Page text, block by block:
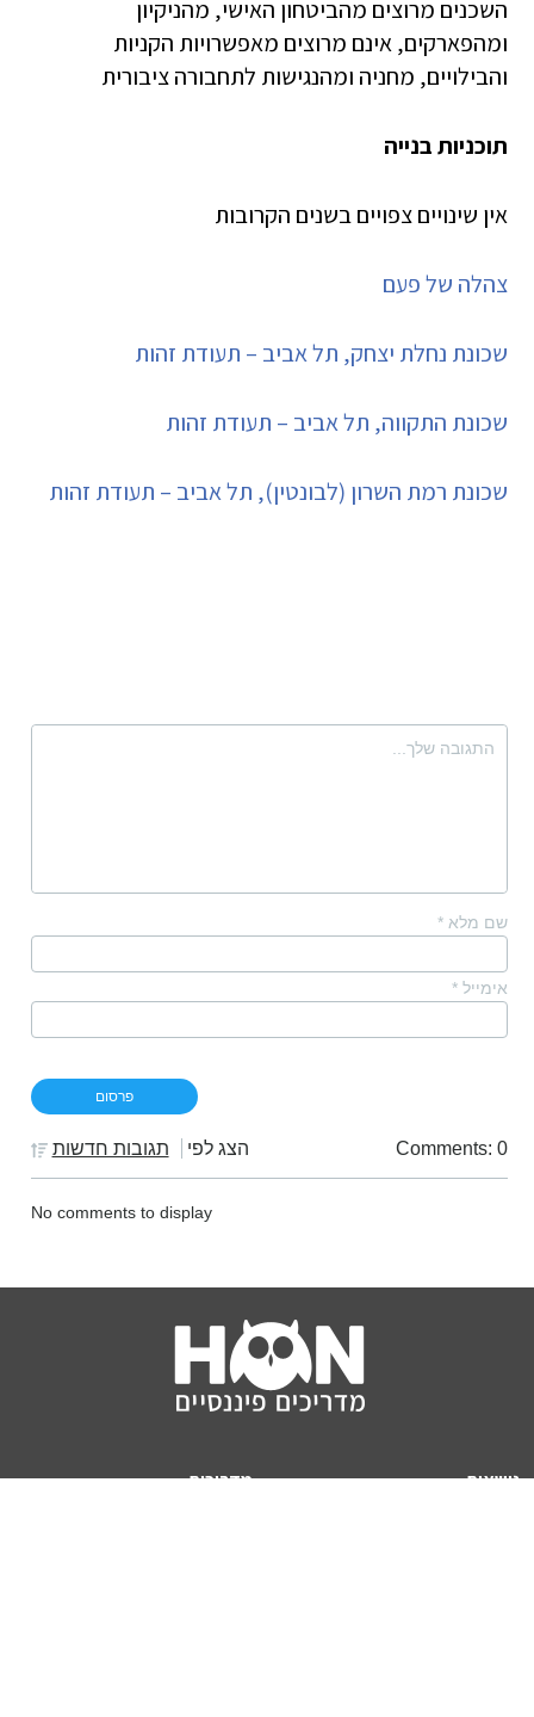
השכנים מרוצים מהביטחון האישי, מהניקיון
ומהפארקים, אינם מרוצים מאפשרויות הקניות
והבילויים, מחניה ומהנגישות לתחבורה ציבורית
תוכניות בנייה
אין שינויים צפויים בשנים הקרובות
צהלה של פעם
שכונת נחלת יצחק, תל אביב – תעודת זהות
שכונת התקווה, תל אביב – תעודת זהות
שכונת רמת השרון (לבונטין), תל אביב – תעודת זהות
שם מלא *
אימייל *
Comments: 0 הצג לפי תגובות חדשות
No comments to display
נושאים
מדריכים